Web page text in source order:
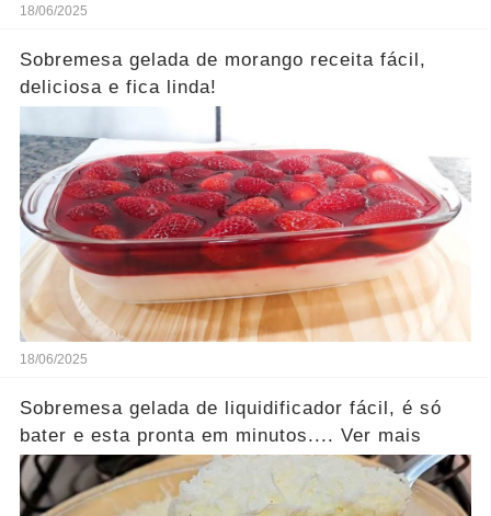
18/06/2025
Sobremesa gelada de morango receita fácil,
deliciosa e fica linda!
18/06/2025
Sobremesa gelada de liquidificador fácil, é só
bater e esta pronta em minutos.... Ver mais